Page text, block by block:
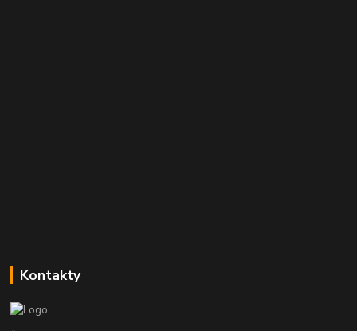
Kontakty